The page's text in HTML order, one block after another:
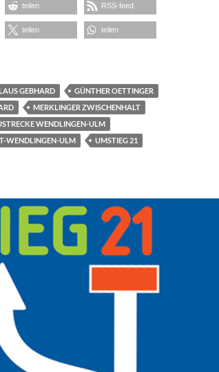
teilen RSS-feed
teilen teilen
GEBHARD
GÜNTHER OETTINGER
MERKLINGER ZWISCHENHALT
WENDLINGEN-ULM
WENDLINGEN-ULM
UMSTIEG 21